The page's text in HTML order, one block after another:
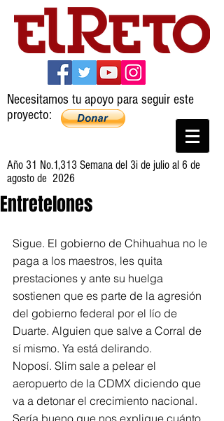
Necesitamos tu apoyo para seguir este
proyecto:
Año 31 No.1,313 Semana del 3i de julio al 6 de
agosto de 2026
Entretelones
Sigue. El gobierno de Chihuahua no le
paga a los maestros, les quita
prestaciones y ante su huelga
sostienen que es parte de la agresión
del gobierno federal por el lío de
Duarte. Alguien que salve a Corral de
sí mismo. Ya está delirando.
Noposí. Slim sale a pelear el
aeropuerto de la CDMX diciendo que
va a detonar el crecimiento nacional.
Sería bueno que nos explique cuánto